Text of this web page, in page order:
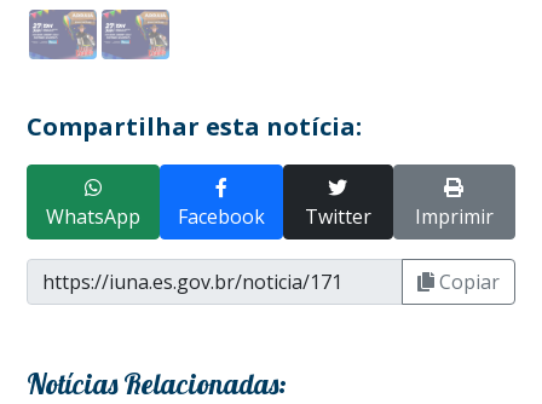
Compartilhar esta notícia:
WhatsApp Facebook Twitter Imprimir
Copiar
Notícias Relacionadas: